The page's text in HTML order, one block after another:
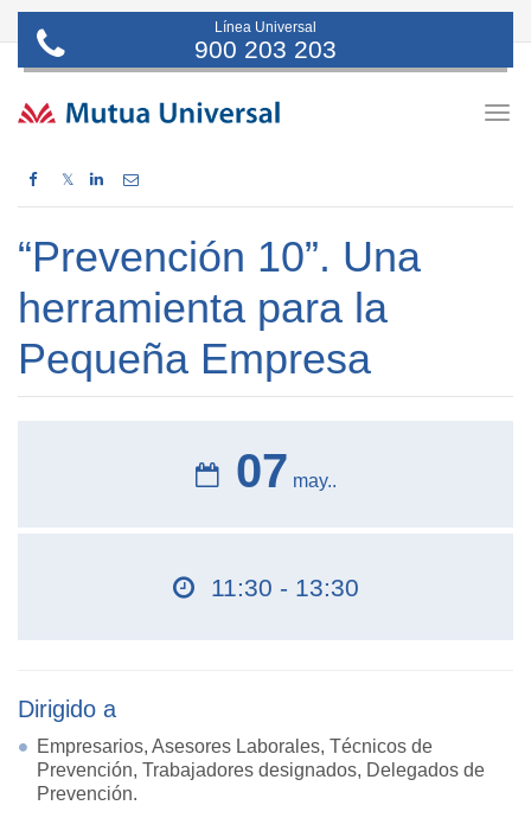
Línea Universal
900 203 203
𝕏
“Prevención 10”. Una
herramienta para la
Pequeña Empresa
07 may..
11:30 - 13:30
Dirigido a
Empresarios, Asesores Laborales, Técnicos de
Prevención, Trabajadores designados, Delegados de
Prevención.